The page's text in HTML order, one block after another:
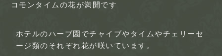
コモンタイムの花が満開です
ホテルのハーブ園でチャイブやタイムやチェリーセ
ージ類のそれぞれ花が咲いています。